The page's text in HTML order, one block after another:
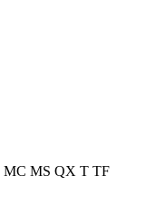
MC MS QX T TF